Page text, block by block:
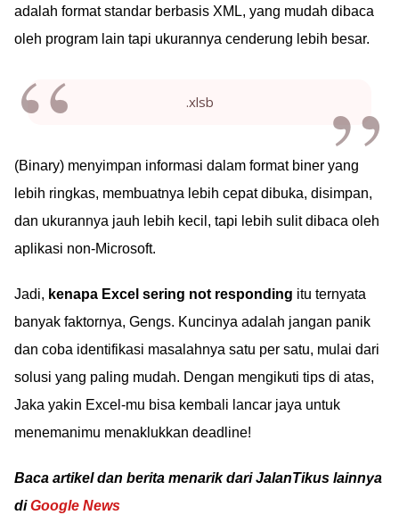
adalah format standar berbasis XML, yang mudah dibaca
oleh program lain tapi ukurannya cenderung lebih besar.
.xlsb
(Binary) menyimpan informasi dalam format biner yang
lebih ringkas, membuatnya lebih cepat dibuka, disimpan,
dan ukurannya jauh lebih kecil, tapi lebih sulit dibaca oleh
aplikasi non-Microsoft.
Jadi, kenapa Excel sering not responding itu ternyata
banyak faktornya, Gengs. Kuncinya adalah jangan panik
dan coba identifikasi masalahnya satu per satu, mulai dari
solusi yang paling mudah. Dengan mengikuti tips di atas,
Jaka yakin Excel-mu bisa kembali lancar jaya untuk
menemanimu menaklukkan deadline!
Baca artikel dan berita menarik dari JalanTikus lainnya
diGoogle News